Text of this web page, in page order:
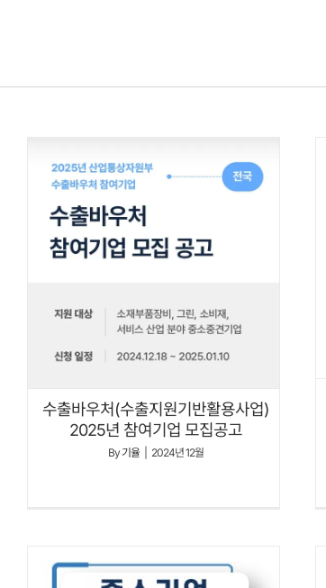
수출바우처(수출지원기반활용사업)
2025년 참여기업 모집공고
By기율 2024년 12월